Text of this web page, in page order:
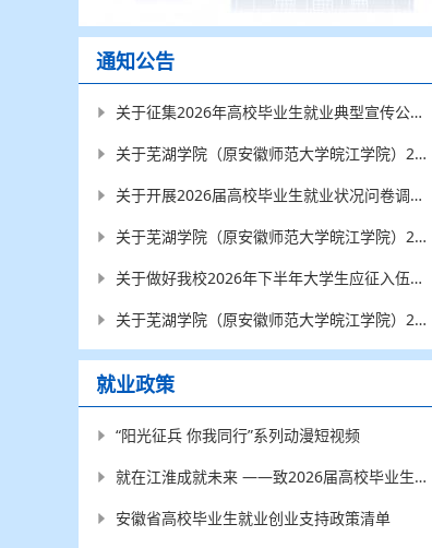
通知公告
关于征集2026年高校毕业生就业典型宣传公益广告的通知
关于芜湖学院（原安徽师范大学皖江学院）2026届困难毕业生求职补贴审核通过人员名单的公示（第八批）
关于开展2026届高校毕业生就业状况问卷调查的通知
关于芜湖学院（原安徽师范大学皖江学院）2026届困难毕业生求职补贴审核通过人员名单的公示（第七批）
关于做好我校2026年下半年大学生应征入伍工作的通知
关于芜湖学院（原安徽师范大学皖江学院）2026届困难毕业生求职补贴审核通过人员名单的公示（第六批）
就业政策
“阳光征兵 你我同行”系列动漫短视频
就在江淮成就未来 ——致2026届高校毕业生的一封信
安徽省高校毕业生就业创业支持政策清单